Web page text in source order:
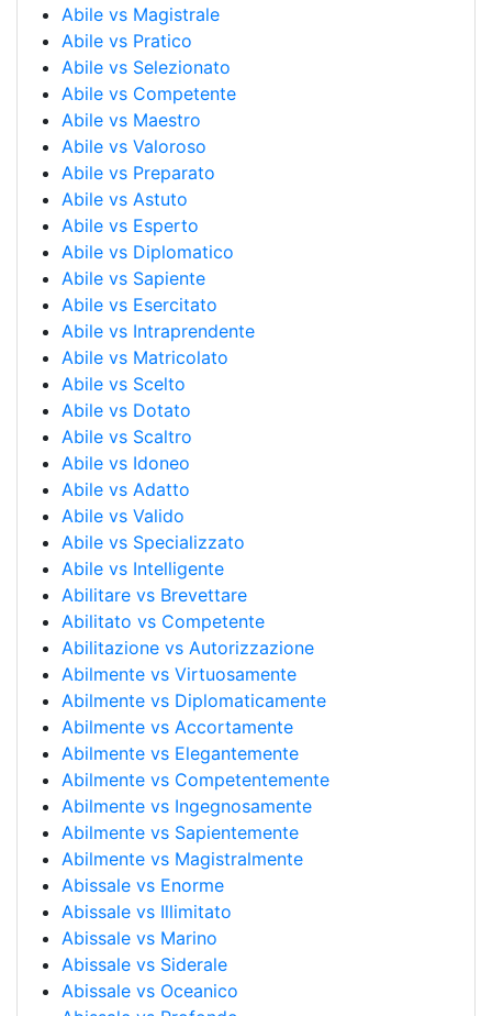
Abile vs Magistrale
Abile vs Pratico
Abile vs Selezionato
Abile vs Competente
Abile vs Maestro
Abile vs Valoroso
Abile vs Preparato
Abile vs Astuto
Abile vs Esperto
Abile vs Diplomatico
Abile vs Sapiente
Abile vs Esercitato
Abile vs Intraprendente
Abile vs Matricolato
Abile vs Scelto
Abile vs Dotato
Abile vs Scaltro
Abile vs Idoneo
Abile vs Adatto
Abile vs Valido
Abile vs Specializzato
Abile vs Intelligente
Abilitare vs Brevettare
Abilitato vs Competente
Abilitazione vs Autorizzazione
Abilmente vs Virtuosamente
Abilmente vs Diplomaticamente
Abilmente vs Accortamente
Abilmente vs Elegantemente
Abilmente vs Competentemente
Abilmente vs Ingegnosamente
Abilmente vs Sapientemente
Abilmente vs Magistralmente
Abissale vs Enorme
Abissale vs Illimitato
Abissale vs Marino
Abissale vs Siderale
Abissale vs Oceanico